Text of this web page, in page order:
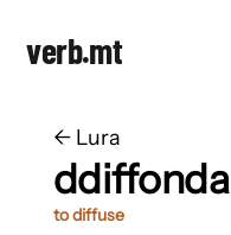
verb.mt
← ​​Lura
ddiffonda
to diffuse